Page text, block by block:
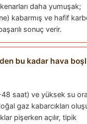
kenarları daha yumuşak;
kabarmış ve hafif
sonuç verir.
bu kadar hava
saat) ve yüksek su
gaz kabarcıkları
pişerken açılır, tipik